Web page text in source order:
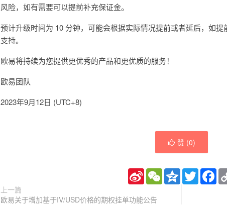
风险，如有需要可以提前补充保证金。
预计升级时间为 10 分钟，可能会根据实际情况提前或者延后，如
支持。
欧易将持续为您提供更优秀的产品和更优质的服务！
欧易团队
2023年9月12日 (UTC+8)
赞 (0)
Sina
Weibo
WeChatQzoneTwitter
上一篇
欧易关于增加基于IV/USD价格的期权挂单功能公告